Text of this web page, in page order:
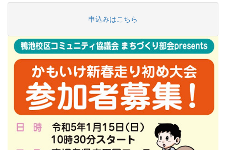
申込みはこちら